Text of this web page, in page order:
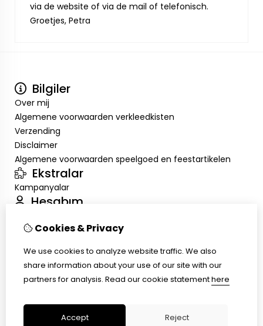
via de website of via de mail of telefonisch.
Groetjes, Petra
Bilgiler
Over mij
Algemene voorwaarden verkleedkisten
Verzending
Disclaimer
Algemene voorwaarden speelgoed en feestartikelen
Ekstralar
Kampanyalar
Hesabım
Sipariş Geçmişim
Müşteri Servisi
Ürün İadesi
Cookies & Privacy
We use cookies to analyze website traffic. We also
share information about your use of our site with our
partners for analysis. Read our cookie statementhere
Accept Reject